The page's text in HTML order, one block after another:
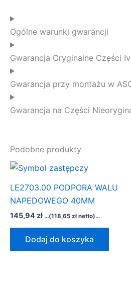
Ogólne warunki gwarancji
Gwarancja Oryginalne Części
Gwarancja przy montażu w
Gwarancja na Części
Podobne produkty
LE2703.00 PODPORA WALU
NAPEDOWEGO 40MM
145,94 zł ...(118,65 zł netto)...
Dodaj do koszyka